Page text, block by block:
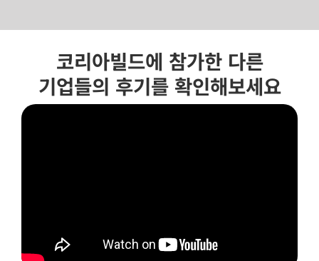
코리아빌드에 참가한 다른
기업들의 후기를 확인해보세요